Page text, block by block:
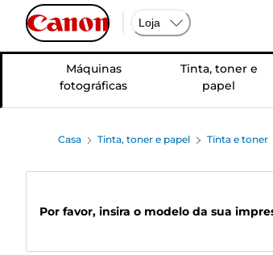
Loja
Máquinas
fotográficas
Tinta, toner e
papel
Casa Tinta, toner e papel Tinta e toner
Por favor, insira o modelo da sua